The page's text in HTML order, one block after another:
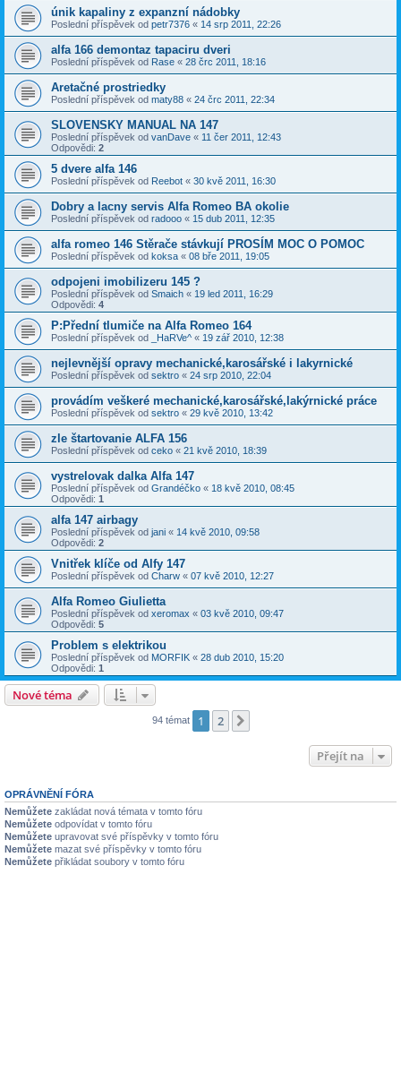
únik kapaliny z expanzní nádobky
Poslední příspěvek od petr7376 « 14 srp 2011, 22:26
alfa 166 demontaz tapaciru dveri
Poslední příspěvek od Rase « 28 črc 2011, 18:16
Aretačné prostriedky
Poslední příspěvek od maty88 « 24 črc 2011, 22:34
SLOVENSKY MANUAL NA 147
Poslední příspěvek od vanDave « 11 čer 2011, 12:43
Odpovědi: 2
5 dvere alfa 146
Poslední příspěvek od Reebot « 30 kvě 2011, 16:30
Dobry a lacny servis Alfa Romeo BA okolie
Poslední příspěvek od radooo « 15 dub 2011, 12:35
alfa romeo 146 Stěrače stávkují PROSÍM MOC O POMOC
Poslední příspěvek od koksa « 08 bře 2011, 19:05
odpojeni imobilizeru 145 ?
Poslední příspěvek od Smaich « 19 led 2011, 16:29
Odpovědi: 4
P:Přední tlumiče na Alfa Romeo 164
Poslední příspěvek od _HaRVe^ « 19 zář 2010, 12:38
nejlevnější opravy mechanické,karosářské i lakyrnické
Poslední příspěvek od sektro « 24 srp 2010, 22:04
provádím veškeré mechanické,karosářské,lakýrnické práce
Poslední příspěvek od sektro « 29 kvě 2010, 13:42
zle štartovanie ALFA 156
Poslední příspěvek od ceko « 21 kvě 2010, 18:39
vystrelovak dalka Alfa 147
Poslední příspěvek od Grandéčko « 18 kvě 2010, 08:45
Odpovědi: 1
alfa 147 airbagy
Poslední příspěvek od jani « 14 kvě 2010, 09:58
Odpovědi: 2
Vnitřek klíče od Alfy 147
Poslední příspěvek od Charw « 07 kvě 2010, 12:27
Alfa Romeo Giulietta
Poslední příspěvek od xeromax « 03 kvě 2010, 09:47
Odpovědi: 5
Problem s elektrikou
Poslední příspěvek od MORFIK « 28 dub 2010, 15:20
Odpovědi: 1
Nové téma
94 témat 1 2
Přejít na
OPRÁVNĚNÍ FÓRA
Nemůžete zakládat nová témata v tomto fóru
Nemůžete odpovídat v tomto fóru
Nemůžete upravovat své příspěvky v tomto fóru
Nemůžete mazat své příspěvky v tomto fóru
Nemůžete přikládat soubory v tomto fóru